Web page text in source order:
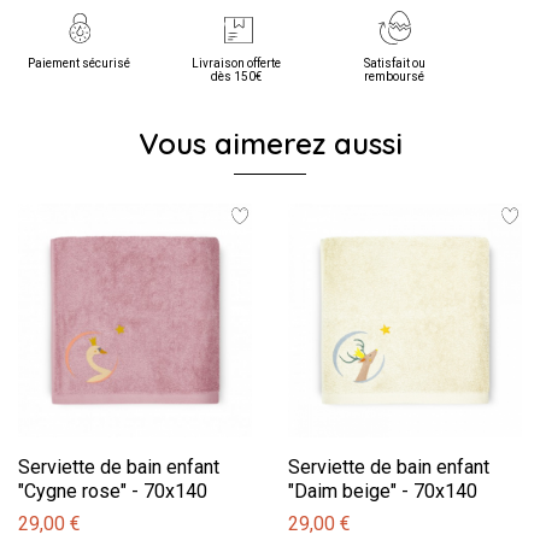
Paiement sécurisé
Livraison offerte
dès 150€
Satisfait ou
remboursé
Vous aimerez aussi
Serviette de bain enfant
"Cygne rose" - 70x140
29,00 €
Serviette de bain enfant
"Daim beige" - 70x140
29,00 €